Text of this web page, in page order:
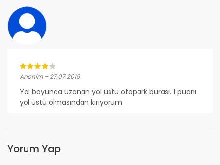
Anonim – 27.07.2019
Yol boyunca uzanan yol üstü otopark burası. 1 puanı
yol üstü olmasından kırıyorum
Yorum Yap